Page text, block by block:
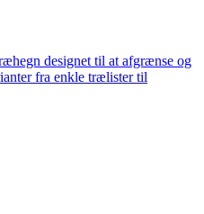
designet til at afgrænse og
fra enkle trælister til